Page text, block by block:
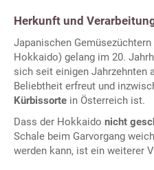
Herkunft und
Japanischen
Hokkaido) gelang im 20.
sich seit einigen Jahrzehnten
Beliebtheit erfreut und
Kürbissorte in Österreich ist.
Dass der Hokkaido nicht
Schale beim Garvorgang
werden kann, ist ein weiterer